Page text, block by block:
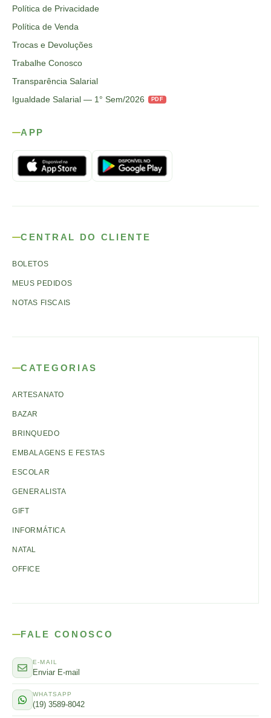
Política de Privacidade
Política de Venda
Trocas e Devoluções
Trabalhe Conosco
Transparência Salarial
Igualdade Salarial — 1° Sem/2026
PDF
APP
CENTRAL DO CLIENTE
BOLETOS
MEUS PEDIDOS
NOTAS FISCAIS
CATEGORIAS
ARTESANATO
BAZAR
BRINQUEDO
EMBALAGENS E FESTAS
ESCOLAR
GENERALISTA
GIFT
INFORMÁTICA
NATAL
OFFICE
FALE CONOSCO
E-MAIL
Enviar E-mail
WHATSAPP
(19) 3589-8042